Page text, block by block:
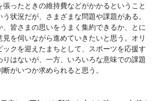
張ったときの維持費などがかかるということ
状況だが、さまざまな問題や課題がある。
、皆さまの思いをうまく集約できるか、とに
を伺いながら進めていきたいと思う。オリ
ックを迎えたまちとして、スポーツを応援す
りはないが、一方、いろいろな意味での課題
がいつか求められると思う。